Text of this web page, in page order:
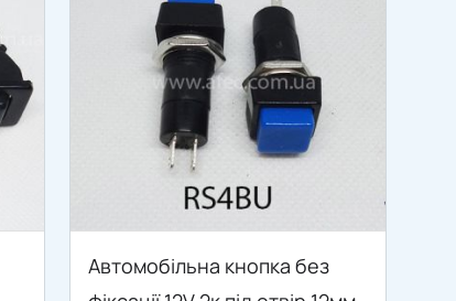
Автомобільна кнопка без